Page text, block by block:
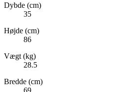
Dybde (cm)
35
Højde (cm)
86
Vægt (kg)
28.5
Bredde (cm)
69